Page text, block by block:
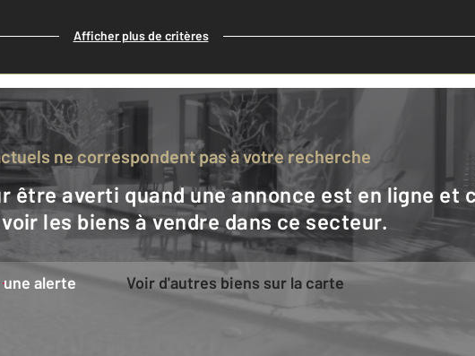
Afficher plus de critères
ne correspondent pas à votre recherche
les biens à vendre dans ce secteur.
une alerte Voir d'autres biens sur la carte